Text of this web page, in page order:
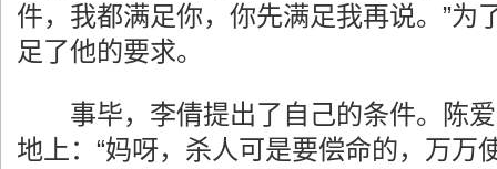
件，我都满足你，你先满足我再说。”为
足了他的要求。
事毕，李倩提出了自己的条件。陈爱
地上：“妈呀，杀人可是要偿命的，万万